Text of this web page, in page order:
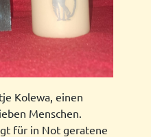
Kolewa, einen
Menschen.
für in Not geratene